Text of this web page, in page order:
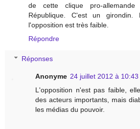
de cette clique pro-
République. C'est un
l'opposition est très faible.
Répondre
Réponses
Anonyme 24 juillet 2012 à 10:43
L'opposition n'est pas faible,
des acteurs importants, mais
les médias du pouvoir.